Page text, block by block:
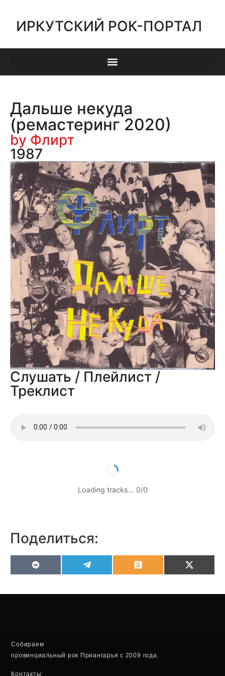
ИРКУТСКИЙ РОК-ПОРТАЛ
Дальше некуда
(ремастеринг 2020)
by Флирт
1987
Слушать / Плейлист /
Треклист
Loading tracks… 0/0
Поделиться:
VK OdnoklassnikiX
Собираем
провинциальный рок Приангарья с 2009 года.
Контакты: